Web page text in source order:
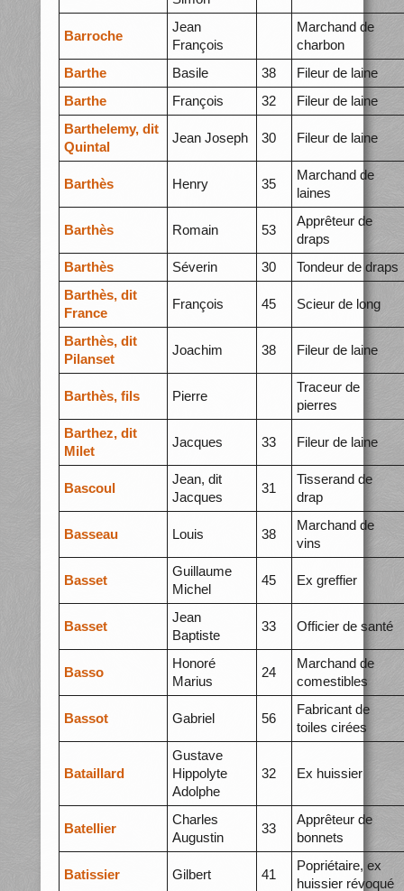
Barroche
Jean
François
Marchand de
charbon
Barthe
Basile 38
Fileur de laine
Barthe
François 32
Fileur de laine
Barthelemy, dit
Quintal
Jean Joseph 30 Fileur de laine
Barthès Henry 35
Marchand de
laines
Barthès Romain 53
Apprêteur de
draps
Barthès
Séverin 30
Tondeur de draps
Barthès, dit
France
François 45 Scieur de long
Barthès, dit
Pilanset
Joachim 38 Fileur de laine
Barthès, fils Pierre
Traceur de
pierres
Barthez, dit
Milet
Jacques 33 Fileur de laine
Bascoul
Jean, dit
Jacques
31
Tisserand de
drap
Basseau Louis 38
Marchand de
vins
Basset
Guillaume
Michel
45 Ex greffier
Basset
Jean
Baptiste
33 Officier de santé
Basso
Honoré
Marius
24
Marchand de
comestibles
Bassot Gabriel 56
Fabricant de
toiles cirées
Bataillard
Gustave
Hippolyte
Adolphe
32 Ex huissier
Batellier
Charles
Augustin
33
Apprêteur de
bonnets
Batissier Gilbert 41
Popriétaire, ex
huissier révoqué